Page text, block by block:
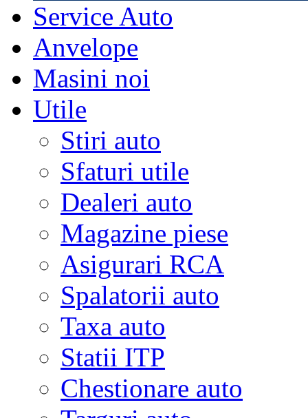
Service Auto
Anvelope
Masini noi
Utile
Stiri auto
Sfaturi utile
Dealeri auto
Magazine piese
Asigurari RCA
Spalatorii auto
Taxa auto
Statii ITP
Chestionare auto